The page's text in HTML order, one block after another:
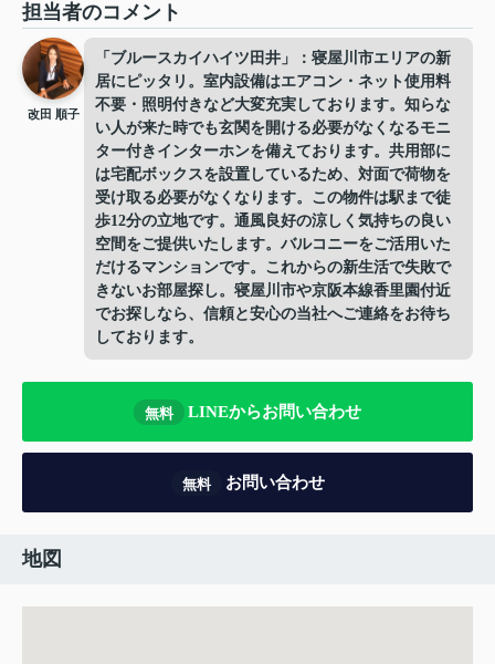
担当者のコメント
改田 順子
「ブルースカイハイツ田井」：寝屋川市エリアの新
居にピッタリ。室内設備はエアコン・ネット使用料
不要・照明付きなど大変充実しております。知らな
い人が来た時でも玄関を開ける必要がなくなるモニ
ター付きインターホンを備えております。共用部に
は宅配ボックスを設置しているため、対面で荷物を
受け取る必要がなくなります。この物件は駅まで徒
歩12分の立地です。通風良好の涼しく気持ちの良い
空間をご提供いたします。バルコニーをご活用いた
だけるマンションです。これからの新生活で失敗で
きないお部屋探し。寝屋川市や京阪本線香里園付近
でお探しなら、信頼と安心の当社へご連絡をお待ち
しております。
無料 LINEからお問い合わせ
無料 お問い合わせ
地図